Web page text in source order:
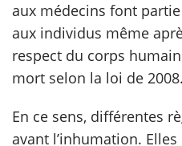
aux médecins font
aux individus même
respect du corps
mort selon la loi de 2008.
En ce sens, différentes
avant l’inhumation.